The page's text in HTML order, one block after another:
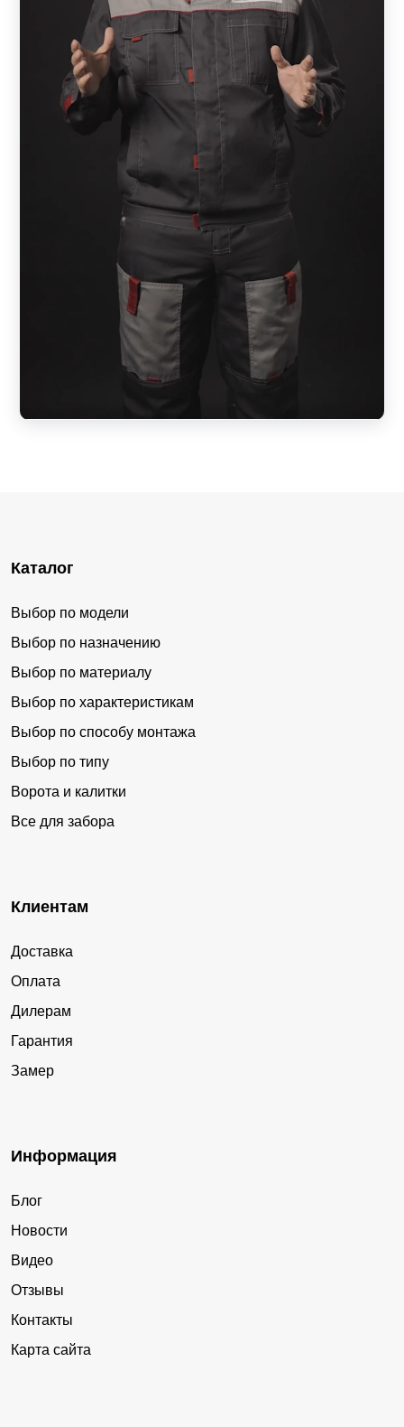
Каталог
Выбор по модели
Выбор по назначению
Выбор по материалу
Выбор по характеристикам
Выбор по способу монтажа
Выбор по типу
Ворота и калитки
Все для забора
Клиентам
Доставка
Оплата
Дилерам
Гарантия
Замер
Информация
Блог
Новости
Видео
Отзывы
Контакты
Карта сайта